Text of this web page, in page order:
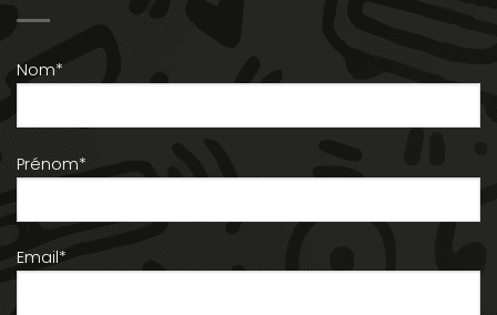
Nom*
Prénom*
Email*